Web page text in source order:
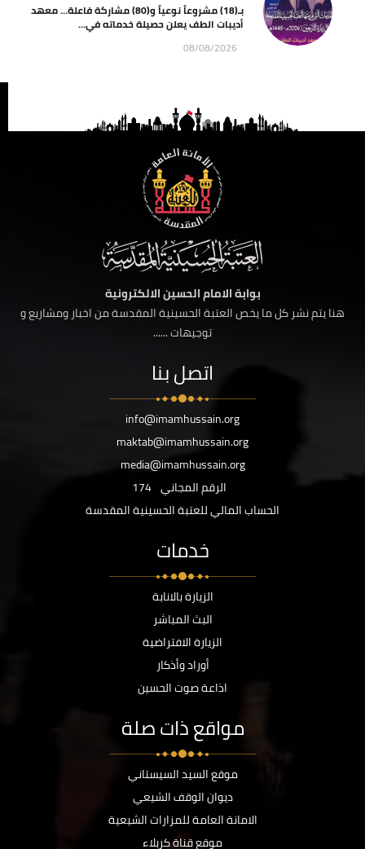
بـ(18) مشروعاً نوعياً و(80) مشاركة فاعلة… معهد
أديبات الطف يعلن حصيلة خدماته في...
08/08/2026
بوابة الامام الحسين الالكترونية
هنا يتم نشر كل ما يخص العتبة الحسينية المقدسة من اخبار ومشاريع و
توجيهات ......
اتصل بنا
info@imamhussain.org
maktab@imamhussain.org
media@imamhussain.org
الرقم المجاني 174
الحساب المالي للعتبة الحسينية المقدسة
خدمات
الزيارة بالانابة
البث المباشر
الزيارة الافتراضية
أوراد وأذكار
اذاعة صوت الحسين
مواقع ذات صلة
موقع السيد السيستاني
ديوان الوقف الشيعي
الامانة العامة للمزارات الشيعية
موقع قناة كربلاء